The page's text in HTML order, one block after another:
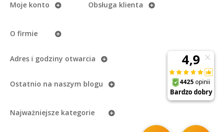
Moje konto
O firmie
Obsługa klienta
Adres i godziny otwarcia
Ostatnio na naszym blogu
Najważniejsze kategorie